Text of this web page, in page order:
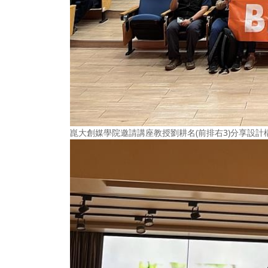
崑大創媒學院邀請講座教授劉耕名(前排右3)分享設計